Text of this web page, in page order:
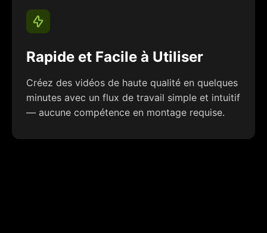
Rapide et Facile à Utiliser
Créez des vidéos de haute qualité en quelques
minutes avec un flux de travail simple et intuitif
— aucune compétence en montage requise.